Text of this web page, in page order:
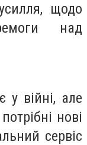
щодо
над
у війні, але
нові
сервіс